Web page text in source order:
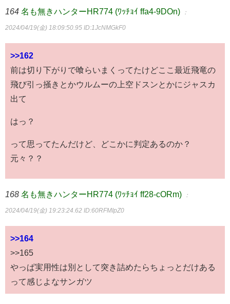
164 名も無きハンターHR774 (ﾜｯﾁｮｲ ffa4-9DOn) ：
2024/04/19(金) 18:09:50.95 ID:1JcNMGkF0
>>162
前は切り下がりで喰らいまくってたけどここ最近飛竜の
飛び引っ掻きとかウルムーの上空ドスンとかにジャスカ
出て
はっ？
って思ってたんだけど、どこかに判定あるのか？
元々？？
168 名も無きハンターHR774 (ﾜｯﾁｮｲ ff28-cORm) ：
2024/04/19(金) 19:23:24.62 ID:60RFMIpZ0
>>164
>>165
やっぱ実用性は別として突き詰めたらちょっとだけある
って感じよなサンガツ